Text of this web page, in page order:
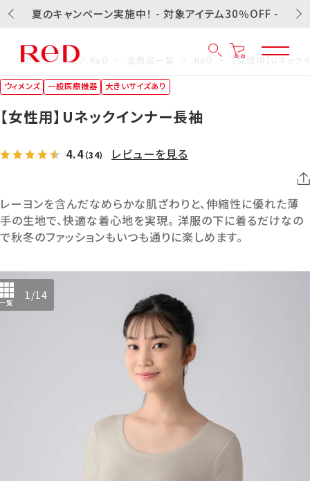
夏のキャンペーン実施中！ - 対象アイテム30％OFF -
リカバリーウェア ReD 【女性用】Uネッ
ウィメンズ 一般医療機器 大きいサイズあり
【女性用】Uネックインナー長袖
4.4（34） レビューを見る
レーヨンを含んだなめらかな肌ざわりと、伸縮性に優れた薄
手の生地で、快適な着心地を実現。 洋服の下に着るだけなの
で秋冬のファッションもいつも通りに楽しめます。
一覧
1/14